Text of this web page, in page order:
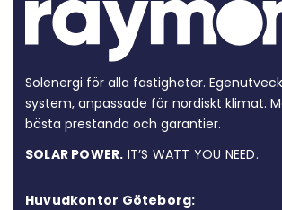
Solenergi för alla fastigheter.
system, anpassade för nordiskt klimat.
bästa prestanda och garantier.
SOLAR POWER. IT’S WATT YOU NEED.
Huvudkontor Göteborg: